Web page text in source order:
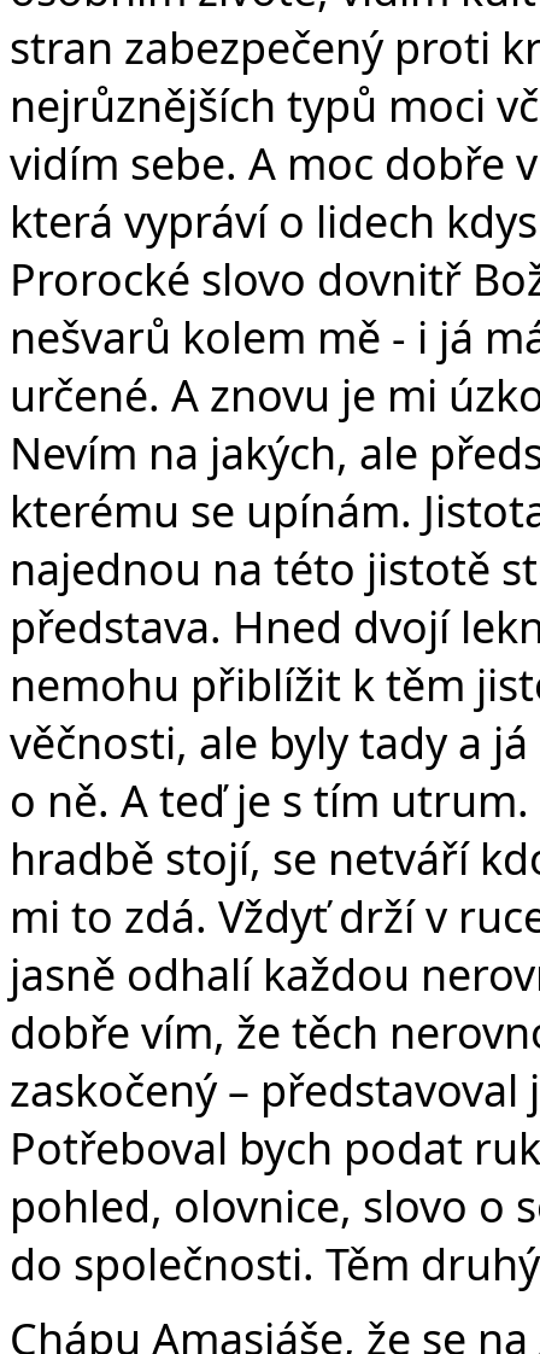
stran zabezpečený proti
nejrůznějších typů moci
vidím sebe. A moc dobře
která vypráví o lidech
Prorocké slovo dovnitř
nešvarů kolem mě - i já
určené. A znovu je mi
Nevím na jakých, ale
kterému se upínám.
najednou na této jistotě
představa. Hned dvojí
nemohu přiblížit k těm
věčnosti, ale byly tady a
o ně. A teď je s tím
hradbě stojí, se netváří
mi to zdá. Vždyť drží v
jasně odhalí každou
dobře vím, že těch
zaskočený –
Potřeboval bych podat
pohled, olovnice, slovo o
do společnosti. Těm
Chápu Amasjáše, že se